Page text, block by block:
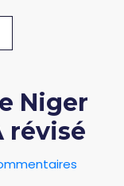
Niger
révisé